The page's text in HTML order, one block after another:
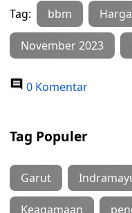
Tag: bbm Harga
November 2023
0 Komentar
Tag Populer
Garut
Keagamaan